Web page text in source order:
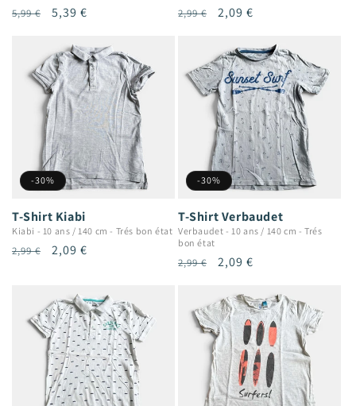
Prix
5,99 €
Prix
5,39 €
Prix
2,99 €
Prix
2,09 €
-30%
T-Shirt Kiabi
Kiabi - 10 ans / 140 cm - Trés bon état
Prix
2,99 €
Prix
2,09 €
-30%
T-Shirt Verbaudet
Verbaudet - 10 ans / 140 cm -Trés
bon état
Prix
2,99 €
Prix
2,09 €